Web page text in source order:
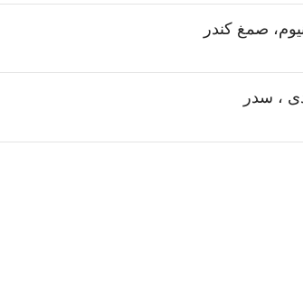
صمغ کندر
، سدر